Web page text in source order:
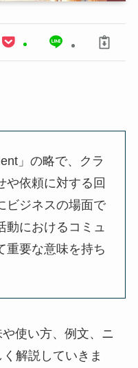
」の略で、クラ
や依頼に対する回
ビジネスの場面で
動におけるコミュ
重要な意味を持ち
使い方、例文、ニ
解説していきま